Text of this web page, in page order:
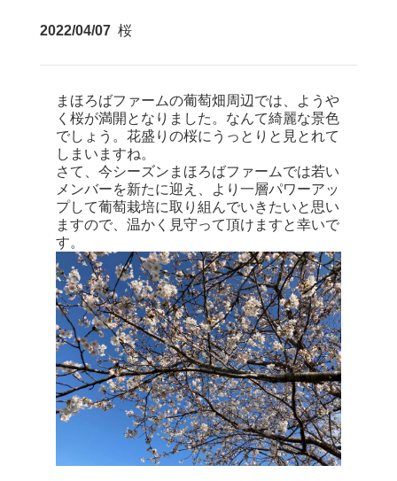
2022/04/07桜
まほろばファームの葡萄畑周辺では、ようや
く桜が満開となりました。なんて綺麗な景色
でしょう。花盛りの桜にうっとりと見とれて
しまいますね。
さて、今シーズンまほろばファームでは若い
メンバーを新たに迎え、より一層パワーアッ
プして葡萄栽培に取り組んでいきたいと思い
ますので、温かく見守って頂けますと幸いで
す。